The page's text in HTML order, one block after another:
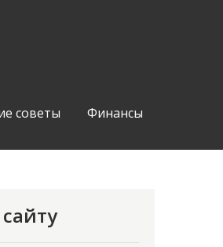
советы Финансы